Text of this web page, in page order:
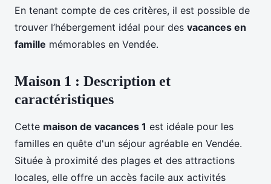
En tenant compte de ces critères, il est possible de
trouver l’hébergement idéal pour des vacances en
famille mémorables en Vendée.
Maison 1 : Description et
caractéristiques
Cette maison de vacances 1 est idéale pour les
familles en quête d'un séjour agréable en Vendée.
Située à proximité des plages et des attractions
locales, elle offre un accès facile aux activités